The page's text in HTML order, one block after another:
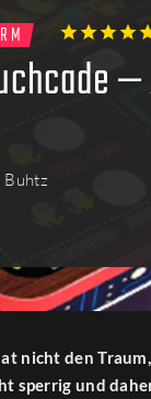
Buhtz
nicht den
sperrig und